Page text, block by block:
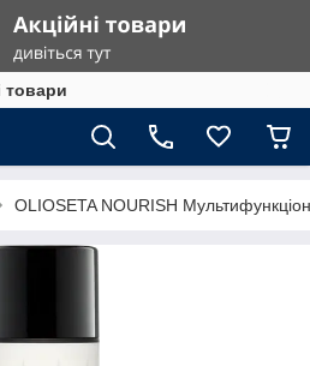
товари
OLIOSETA NOURISH